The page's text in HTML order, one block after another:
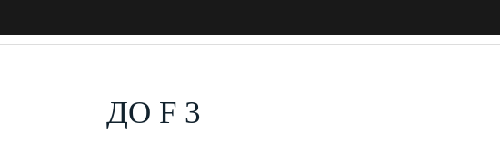
ДО F 3